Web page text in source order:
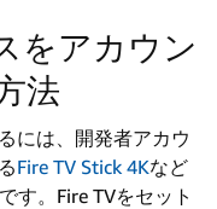
をアカウン
法
には、開発者アカウ
Fire TV Stick 4Kなど
す。Fire TVをセット